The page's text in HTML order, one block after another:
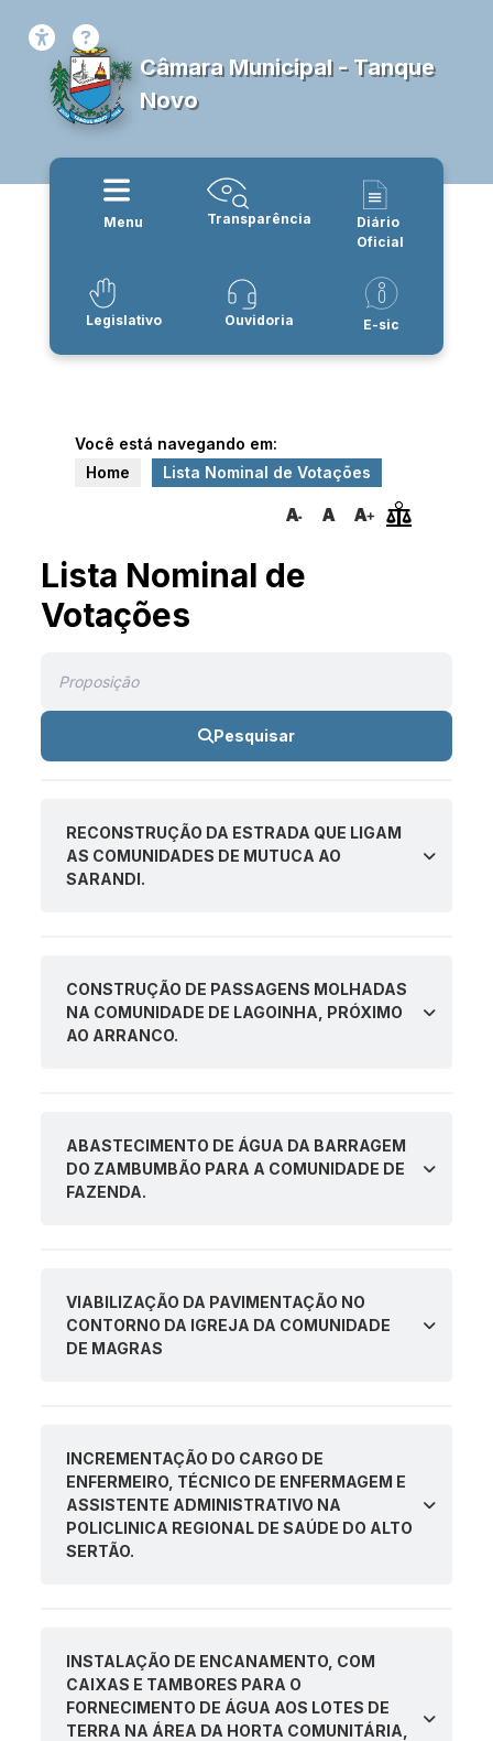
Câmara Municipal - Tanque
Novo
Menu Transparência
Diário
Oficial
Legislativo Ouvidoria E-sic
Você está navegando em:
Home
Lista Nominal de Votações
Lista Nominal de
Votações
Pesquisar
RECONSTRUÇÃO DA ESTRADA QUE LIGAM
AS COMUNIDADES DE MUTUCA AO
SARANDI.
CONSTRUÇÃO DE PASSAGENS MOLHADAS
NA COMUNIDADE DE LAGOINHA, PRÓXIMO
AO ARRANCO.
ABASTECIMENTO DE ÁGUA DA BARRAGEM
DO ZAMBUMBÃO PARA A COMUNIDADE DE
FAZENDA.
VIABILIZAÇÃO DA PAVIMENTAÇÃO NO
CONTORNO DA IGREJA DA COMUNIDADE
DE MAGRAS
INCREMENTAÇÃO DO CARGO DE
ENFERMEIRO, TÉCNICO DE ENFERMAGEM E
ASSISTENTE ADMINISTRATIVO NA
POLICLINICA REGIONAL DE SAÚDE DO ALTO
SERTÃO.
INSTALAÇÃO DE ENCANAMENTO, COM
CAIXAS E TAMBORES PARA O
FORNECIMENTO DE ÁGUA AOS LOTES DE
TERRA NA ÁREA DA HORTA COMUNITÁRIA,